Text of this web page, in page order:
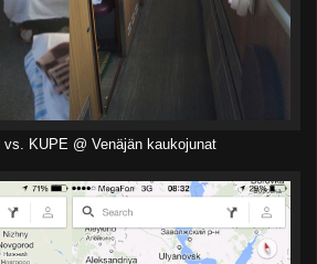
vs. KUPE @ Venäjän kaukojunat